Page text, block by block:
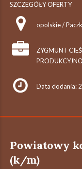
SZCZEGÓŁY OFERTY
opolskie /
ZYGMUNT
Data dodania:
Powiatowy
(k/m)